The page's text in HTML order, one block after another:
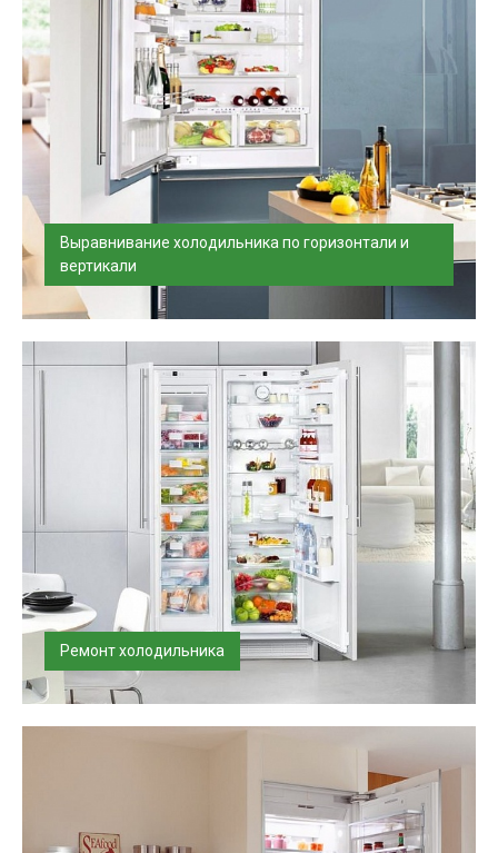
Выравнивание холодильника по горизонтали и
вертикали
Произведем выравнивание холодильника четко
Ремонт холодильника
Ремонт и заправка любых холодильников на дому.